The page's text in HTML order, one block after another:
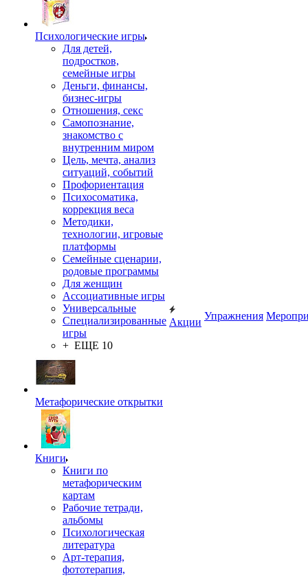
Психологические игры
Для детей,
подростков,
семейные игры
Деньги, финансы,
бизнес-игры
Отношения, секс
Самопознание,
знакомство с
внутренним миром
Цель, мечта, анализ
ситуаций, событий
Профориентация
Психосоматика,
коррекция веса
Методики,
технологии, игровые
платформы
Семейные сценарии,
родовые программы
Для женщин
Ассоциативные игры
Универсальные
Специализированные
игры
+ ЕЩЕ 10
Метафорические открытки
Книги
Книги по
метафорическим
картам
Рабочие тетради,
альбомы
Психологическая
литература
Арт-терапия,
фототерапия,
Акции
Упражнения